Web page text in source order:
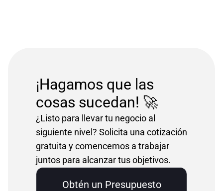
¡Hagamos que las
cosas sucedan! 🚀
¿Listo para llevar tu negocio al
siguiente nivel? Solicita una cotización
gratuita y comencemos a trabajar
juntos para alcanzar tus objetivos.
Obtén un Presupuesto